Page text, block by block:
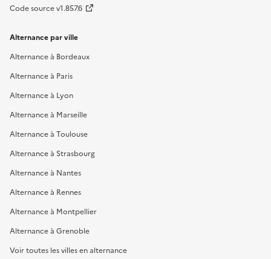
Code source v1.857.6
Alternance par ville
Alternance à Bordeaux
Alternance à Paris
Alternance à Lyon
Alternance à Marseille
Alternance à Toulouse
Alternance à Strasbourg
Alternance à Nantes
Alternance à Rennes
Alternance à Montpellier
Alternance à Grenoble
Voir toutes les villes en alternance